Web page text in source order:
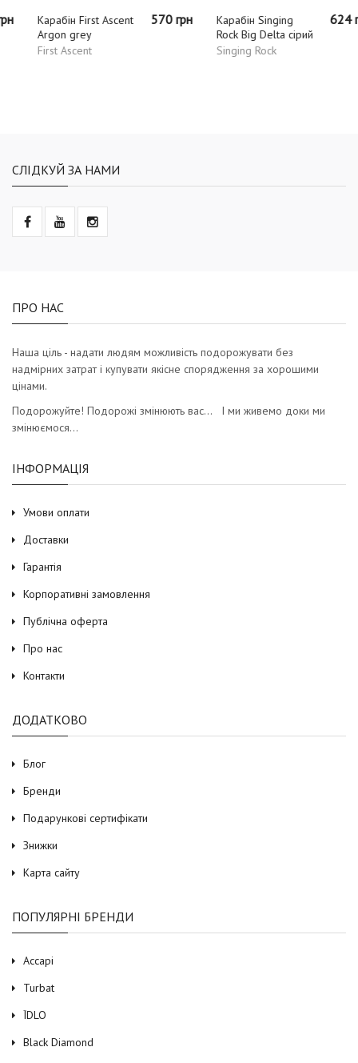
Карабін First Ascent
Argon grey
First Ascent
570 грн
Карабін Singing
Rock Big Delta сірий
Singing Rock
624 грн
СЛІДКУЙ ЗА НАМИ
ПРО НАС
Наша ціль - надати людям можливість подорожувати без
надмірних затрат і купувати якісне спорядження за хорошими
цінами.
Подорожуйте! Подорожі змінюють вас… І ми живемо доки ми
змінюємося…
ІНФОРМАЦІЯ
Умови оплати
Доставки
Гарантія
Корпоративні замовлення
Публічна оферта
Про нас
Контакти
ДОДАТКОВО
Блог
Бренди
Подарункові сертифікати
Знижки
Карта сайту
ПОПУЛЯРНІ БРЕНДИ
Accapi
Turbat
ЇDLO
Black Diamond